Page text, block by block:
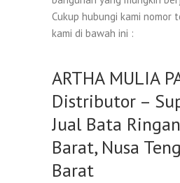
Cukup hubungi kami nomor
kami di bawah ini :
ARTHA MULIA
Distributor –
Jual Bata
Barat, Nusa
Barat